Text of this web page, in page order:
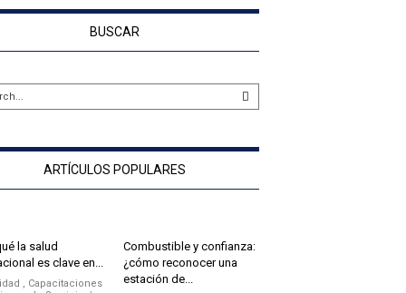
BUSCAR
ARTÍCULOS POPULARES
la salud
es clave en...
, Capacitaciones
Combustible y confianza:
¿cómo reconocer una
estación de...